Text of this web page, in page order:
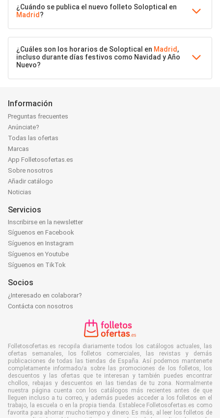
¿Cuándo se publica el nuevo folleto Soloptical en
Madrid ?
¿Cuáles son los horarios de Soloptical en Madrid ,
incluso durante días festivos como Navidad y Año
Nuevo?
Información
Preguntas frecuentes
Anúnciate?
Todas las ofertas
Marcas
App Folletosofertas.es
Sobre nosotros
Añadir catálogo
Noticias
Servicios
Inscribirse en la newsletter
Síguenos en Facebook
Síguenos en Instagram
Síguenos en Youtube
Síguenos en TikTok
Socios
¿Interesado en colaborar?
Contácta con nosotros
Folletosofertas.es recopila diariamente todos los catálogos actuales, las
ofertas semanales, los folletos comerciales, las revistas y demás
publicaciones de todas las tiendas de España. Así podemos mantenerte
completamente informado/a sobre las promociones de los folletos, los
descuentos y las ofertas que te interesan y también puedes encontrar
chollos, rebajas y descuentos en las tiendas de tu zona. Normalmente
nuestra página cuenta con los catálogos más recientes antes de que
lleguen incluso a tu correo, y además puedes acceder a los folletos en el
trabajo, la escuela o en la propia tienda. Establece Folletosofertas.es como
favorita para ahorrar mucho tiempo y dinero. Es más, al leer los folletos de